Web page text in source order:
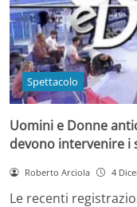
Spettacolo
Uomini e Donne
devono intervenire i
Roberto Arciola 4
Le recenti